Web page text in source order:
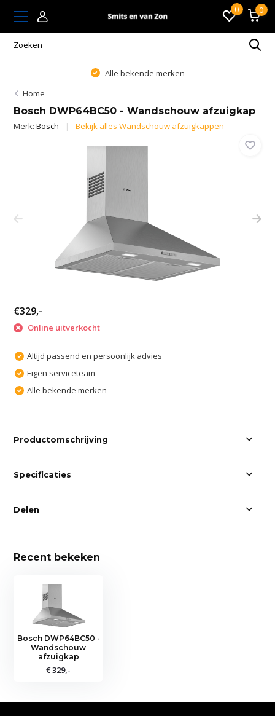
0 0
Alle bekende merken
Home
Bosch DWP64BC50 - Wandschouw afzuigkap
Merk:Bosch Bekijk alles Wandschouw afzuigkappen
€329,-
Online uitverkocht
Altijd passend en persoonlijk advies
Eigen serviceteam
Alle bekende merken
Productomschrijving
Specificaties
Delen
Recent bekeken
Bosch DWP64BC50 -
Wandschouw
afzuigkap
€ 329,-